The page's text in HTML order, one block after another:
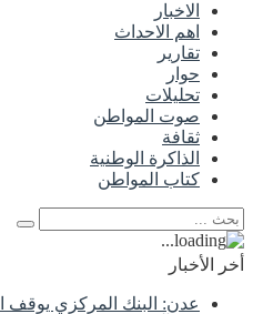
الاخبار
اهم الاحداث
تقارير
حوار
تحليلات
صوت المواطن
ثقافة
الذاكرة الوطنية
كتاب المواطن
أخر الأخبار
عدن: البنك المركزي يوقف